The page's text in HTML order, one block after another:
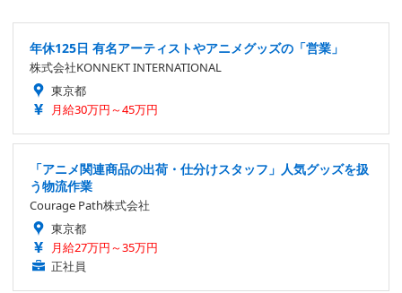
年休125日 有名アーティストやアニメグッズの「営業」
株式会社KONNEKT INTERNATIONAL
東京都
月給30万円～45万円
「アニメ関連商品の出荷・仕分けスタッフ」人気グッズを扱
う物流作業
Courage Path株式会社
東京都
月給27万円～35万円
正社員